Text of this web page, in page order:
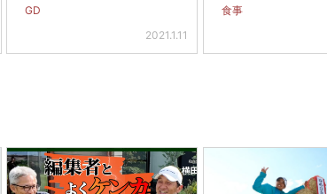
GD
2021.1.11
食事